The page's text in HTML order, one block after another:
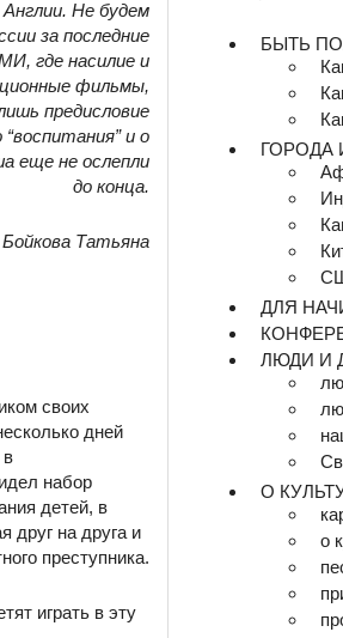
Не будем
за последние
где насилие и
фильмы,
предисловие
и о
еще не ослепли
до конца.
Бойкова Татьяна
своих
дней
в
набор
детей, в
друг на друга и
преступника.
играть в эту
БЫТЬ
ГОРОДА
ДЛЯ
ЛЮДИ И
О
о